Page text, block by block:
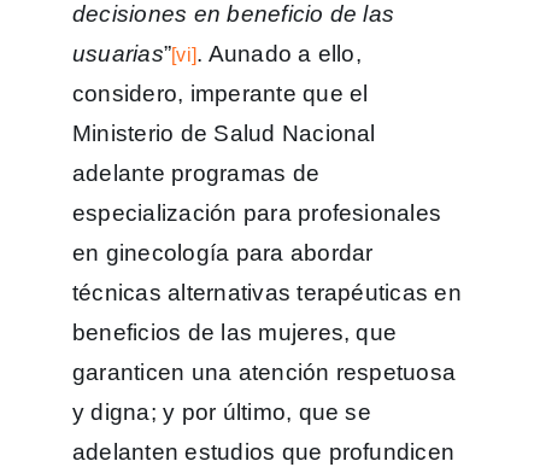
decisiones en beneficio de las
usuarias”[vi]. Aunado a ello,
considero, imperante que el
Ministerio de Salud Nacional
adelante programas de
especialización para profesionales
en ginecología para abordar
técnicas alternativas terapéuticas en
beneficios de las mujeres, que
garanticen una atención respetuosa
y digna; y por último, que se
adelanten estudios que profundicen